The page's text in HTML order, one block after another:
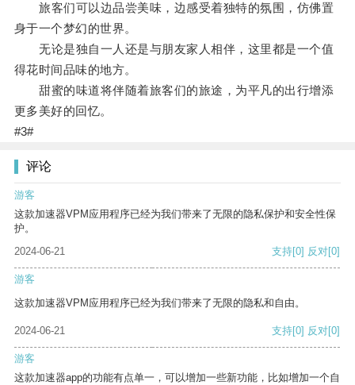
旅客们可以边品尝美味，边感受着独特的氛围，仿佛置
身于一个梦幻的世界。
无论是独自一人还是与朋友家人相伴，这里都是一个值
得花时间品味的地方。
甜蜜的味道将伴随着旅客们的旅途，为平凡的出行增添
更多美好的回忆。
#3#
评论
游客
这款加速器VPM应用程序已经为我们带来了无限的隐私保护和安全性保
护。
2024-06-21
支持[0] 反对[0]
游客
这款加速器VPM应用程序已经为我们带来了无限的隐私和自由。
2024-06-21 支持[0] 反对[0]
游客
这款加速器app的功能有点单一，可以增加一些新功能，比如增加一个自